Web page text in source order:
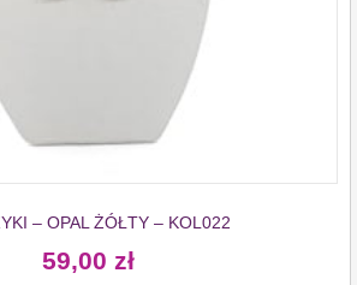
– OPAL ŻÓŁTY – KOL022
59,00 zł